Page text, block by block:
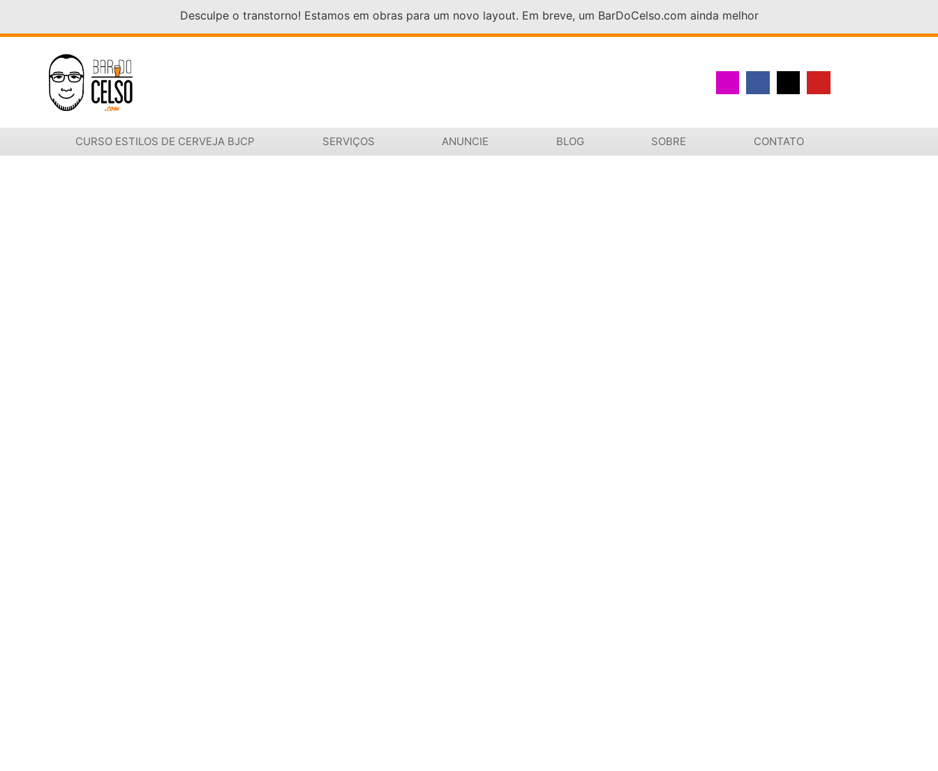
Desculpe o transtorno! Estamos em obras para um novo layout. Em breve, um BarDoCelso.com ainda melhor
CURSO ESTILOS DE CERVEJA BJCP SERVIÇOS ANUNCIE BLOG SOBRE CONTATO